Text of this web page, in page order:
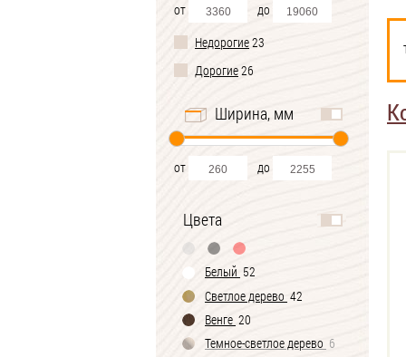
от
до
Недорогие23
Дорогие26
Ширина, мм
от до
Цвета
Белый 52
Светлое дерево 42
Венге 20
Темное-cветлое дерево 6